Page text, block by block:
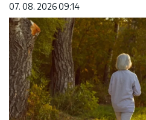
07. 08. 2026 09:14